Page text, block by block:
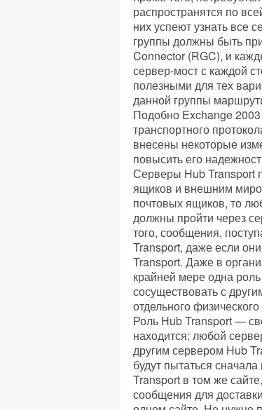
распространятся по
них успеют узнать все
группы должны быть
Connector (RGC), и
сервер-мост с каждой
полезными для тех
данной группы
Подобно Exchange
транспортного
внесены некоторые
повысить его
Серверы Hub Transport
ящиков и внешним
почтовых ящиков, то
должны пройти через
того, сообщения,
Transport, даже если
Transport. Даже в
крайней мере одна
сосуществовать с
отдельного
Роль Hub Transport —
находится; любой
другим сервером Hub
будут пытаться
Transport в том же
сообщения для